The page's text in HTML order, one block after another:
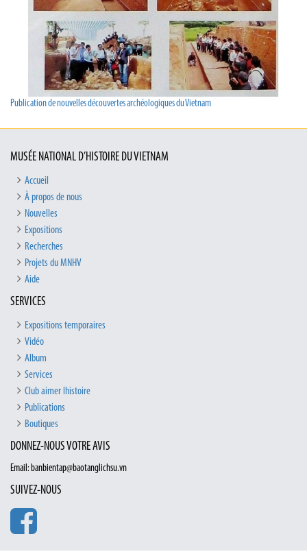
Publication de nouvelles découvertes archéologiques du Vietnam
MUSÉE NATIONAL D’HISTOIRE DU VIETNAM
Accueil
À propos de nous
Nouvelles
Expositions
Recherches
Projets du MNHV
Aide
SERVICES
Expositions temporaires
Vidéo
Album
Services
Club aimer lhistoire
Publications
Boutiques
DONNEZ-NOUS VOTRE AVIS
Email: banbientap@baotanglichsu.vn
SUIVEZ-NOUS